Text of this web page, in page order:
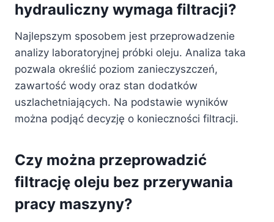
hydrauliczny wymaga filtracji?
Najlepszym sposobem jest przeprowadzenie
analizy laboratoryjnej próbki oleju. Analiza taka
pozwala określić poziom zanieczyszczeń,
zawartość wody oraz stan dodatków
uszlachetniających. Na podstawie wyników
można podjąć decyzję o konieczności filtracji.
Czy można przeprowadzić
filtrację oleju bez przerywania
pracy maszyny?